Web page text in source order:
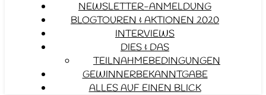
NEWSLETTER-ANMELDUNG
BLOGTOUREN & AKTIONEN 2020
INTERVIEWS
DIES & DAS
TEILNAHMEBEDINGUNGEN
GEWINNERBEKANNTGABE
ALLES AUF EINEN BLICK